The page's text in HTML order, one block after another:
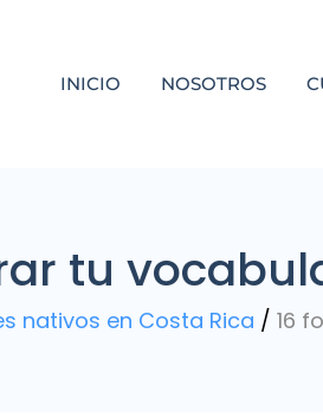
INICIO NOSOTROS
tu
nativos en Costa Rica / 16